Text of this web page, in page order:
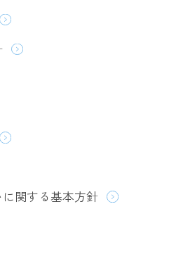
関する基本方針